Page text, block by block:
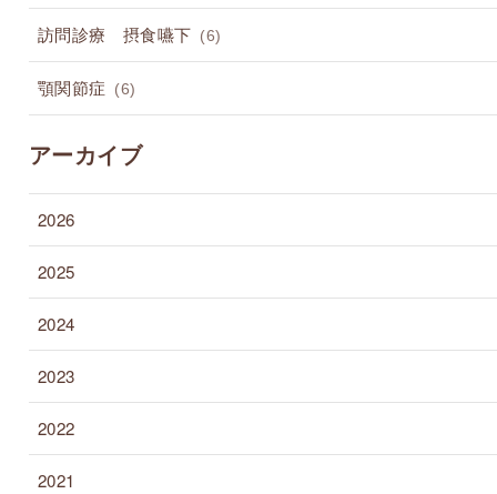
訪問診療 摂食嚥下 (6)
顎関節症 (6)
アーカイブ
2026
2025
2024
2023
2022
2021